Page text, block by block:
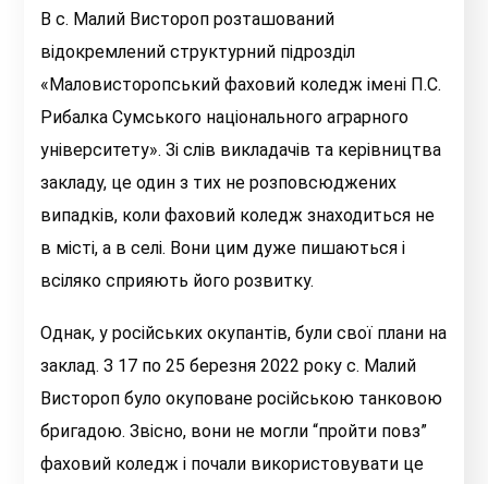
В с. Малий Вистороп розташований
відокремлений структурний підрозділ
«Маловисторопський фаховий коледж імені П.С.
Рибалка Сумського національного аграрного
університету». Зі слів викладачів та керівництва
закладу, це один з тих не розповсюджених
випадків, коли фаховий коледж знаходиться не
в місті, а в селі. Вони цим дуже пишаються і
всіляко сприяють його розвитку.
Однак, у російських окупантів, були свої плани на
заклад. З 17 по 25 березня 2022 року с. Малий
Вистороп було окуповане російською танковою
бригадою. Звісно, вони не могли “пройти повз”
фаховий коледж і почали використовувати це